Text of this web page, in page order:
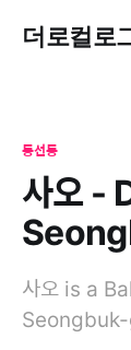
더로컬로
동선동
사오 -
사오 is a